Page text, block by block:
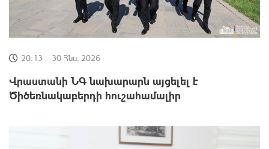
20:13 30 Հնս, 2026
Վրաստանի ՆԳ նախարարն այցելել է
Ծիծեռնակաբերդի հուշահամալիր